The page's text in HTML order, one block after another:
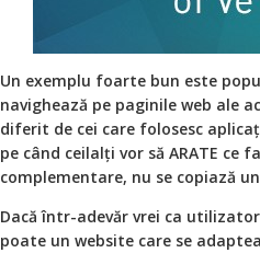
Un exemplu foarte bun este
navighează pe paginile web ale
diferit de cei care folosesc
pe când ceilalți vor să ARATE
complementare, nu se copiază
Dacă într-adevăr vrei ca
poate un website care se